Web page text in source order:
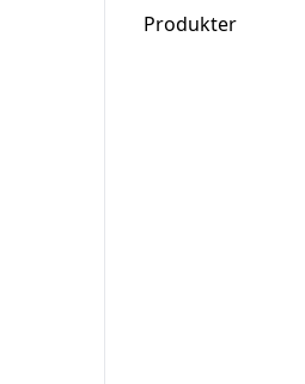
Produkter